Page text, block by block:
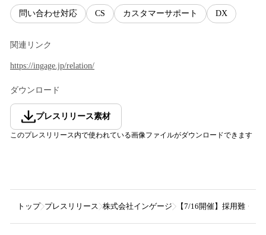
問い合わせ対応 CS カスタマーサポート DX
関連リンク
https://ingage.jp/relation/
ダウンロード
プレスリリース素材
このプレスリリース内で使われている画像ファイルがダウンロードできます
トップ プレスリリース 株式会社インゲージ 【7/16開催】採用難・